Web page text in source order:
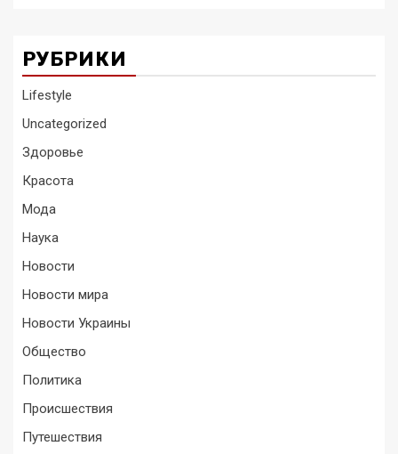
РУБРИКИ
Lifestyle
Uncategorized
Здоровье
Красота
Мода
Наука
Новости
Новости мира
Новости Украины
Общество
Политика
Происшествия
Путешествия